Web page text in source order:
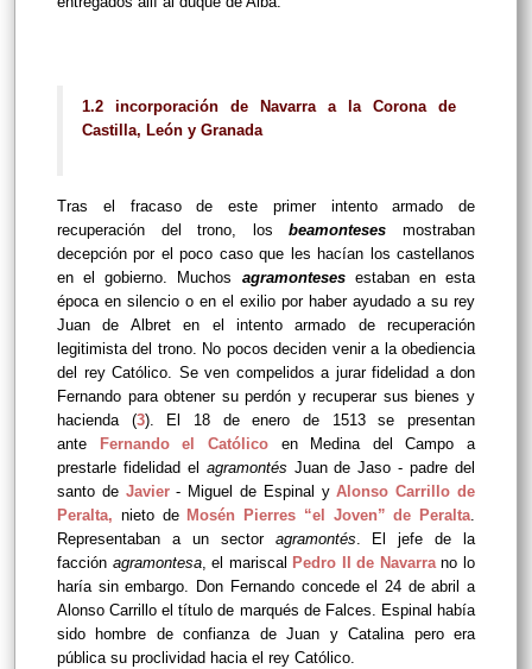
1.2 incorporación de Navarra a la Corona de
Castilla, León y Granada
Tras el fracaso de este primer intento armado de
recuperación del trono, losbeamontesesmostraban
decepción por el poco caso que les hacían los castellanos
en el gobierno. Muchos agramonteses estaban en esta
época en silencio o en el exilio por haber ayudado a su rey
Juan de Albret en el intento armado de recuperación
legitimista del trono. No pocos deciden venir a la obediencia
del rey Católico. Se ven compelidos a jurar fidelidad a don
Fernando para obtener su perdón y recuperar sus bienes y
hacienda (3). El 18 de enero de 1513 se presentan
ante
Fernando el Católico
en Medina del Campo a
prestarle fidelidad el agramontés Juan de Jaso - padre del
santo de Javier- Miguel de Espinal yAlonso Carrillo de
Peralta, nieto de Mosén Pierres “el Joven” de Peralta.
Representaban a un sector agramontés. El jefe de la
facción agramontesa, el mariscal Pedro II de Navarra no lo
haría sin embargo. Don Fernando concede el 24 de abril a
Alonso Carrillo el título de marqués de Falces. Espinal había
sido hombre de confianza de Juan y Catalina pero era
pública su proclividad hacia el rey Católico.